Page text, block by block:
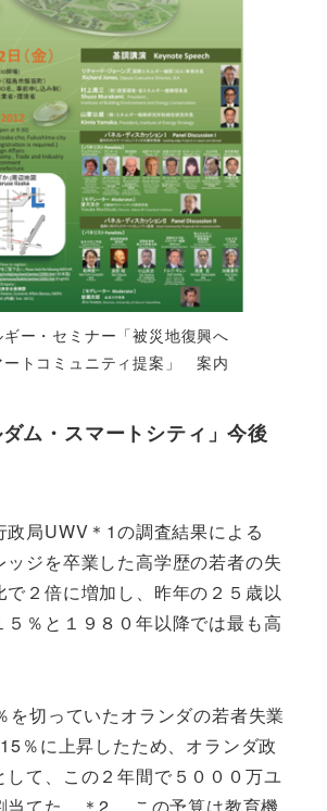
ー・セミナー「被災地復興へ
ートコミュニティ提案」 案内
ダム・スマートシティ」今後
政局UWV＊1の調査結果による
ッジを卒業した高学歴の若者の失
で２倍に増加し、昨年の２５歳以
５％と１９８０年以降では最も高
を切っていたオランダの若者失業
％に上昇したため、オランダ政
して、この２年間で５０００万ユ
当てた。＊2 この予算は教育機